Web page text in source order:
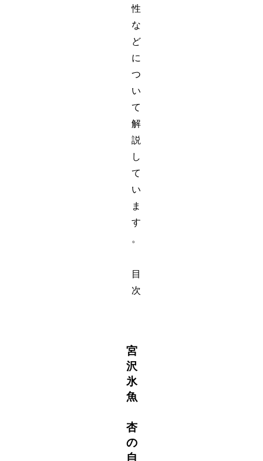
性
な
ど
に
つ
い
て
解
説
し
て
い
ま
す
。
目
次
宮
沢
氷
魚
杏
の
自